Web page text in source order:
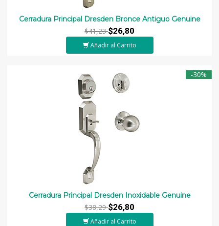
Cerradura Principal Dresden Bronce Antiguo Genuine
$41,23$26,80
Añadir al Carrito
-30%
Cerradura Principal Dresden Inoxidable Genuine
$38,29$26,80
Añadir al Carrito